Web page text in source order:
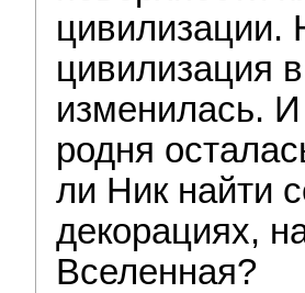
цивилизации.
цивилизация
изменилась.
родня
ли Ник найти
декорациях,
Вселенная?